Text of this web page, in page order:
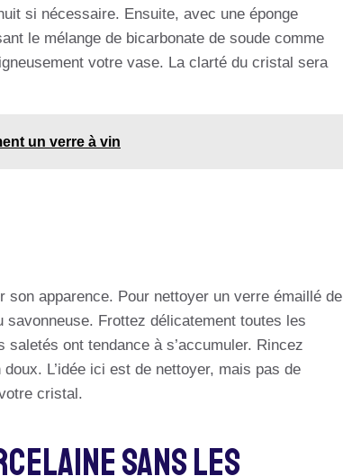
si nécessaire. Ensuite, avec une éponge
le mélange de bicarbonate de soude comme
votre vase. La clarté du cristal sera
un verre à vin
son apparence. Pour nettoyer un verre émaillé de
Frottez délicatement toutes les
ont tendance à s’accumuler. Rincez
L’idée ici est de nettoyer, mais pas de
cristal.
Sans Les